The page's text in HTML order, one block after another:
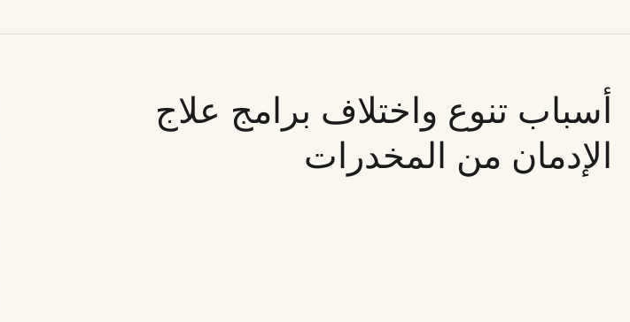
أسباب تنوع واختلاف برامج علاج
الإدمان من المخدرات